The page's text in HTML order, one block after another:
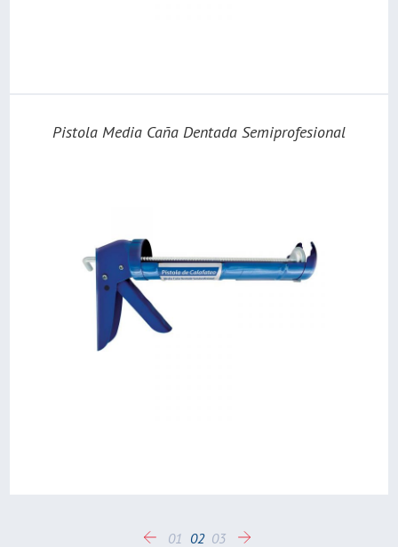
Pistola Media Caña Dentada Semiprofesional
01 02 03